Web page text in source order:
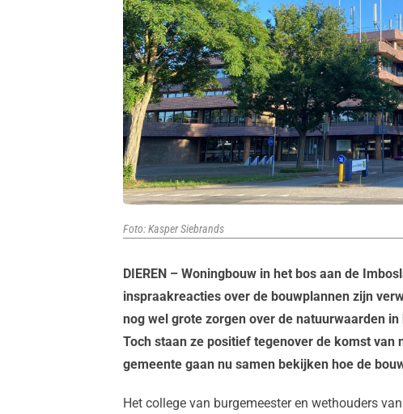
Foto: Kasper Siebrands
DIEREN – Woningbouw in het bos aan de
inspraakreacties over de bouwplannen zijn
nog wel grote zorgen over de natuurwaarden
Toch staan ze positief tegenover de komst van
gemeente gaan nu samen bekijken hoe de
Het college van burgemeester en wethouders